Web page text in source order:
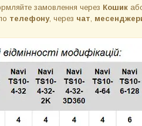
замовлення через Кошик
телефону, через чат